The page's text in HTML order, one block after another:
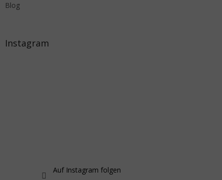
Blog
Instagram
Auf Instagram folgen